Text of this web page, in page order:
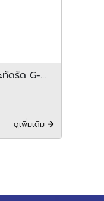
ทัดรัด G-
ดูเพิ่มเติม